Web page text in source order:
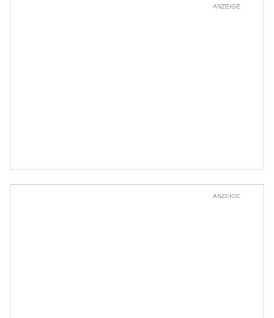
ANZEIGE
ANZEIGE